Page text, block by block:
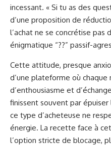
incessant. « Si tu as des
d’une proposition de
l’achat ne se concrétise pas
énigmatique “??” passif-
Cette attitude, presque
d’une plateforme où
d’enthousiasme et
finissent souvent par
ce type d’acheteuse ne
énergie. La recette face à
l’option stricte de blocage,